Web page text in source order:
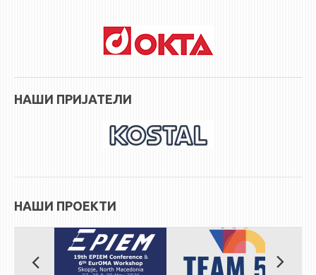
STUDENT ISSUES
NOTIFICATIONS
НАШИ ПРИЈАТЕЛИ
НАШИ ПРОЕКТИ